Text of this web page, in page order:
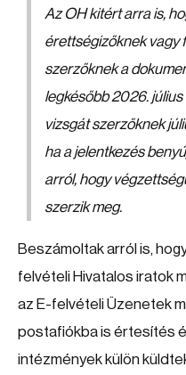
Az OH kitért arra is,
érettségizőknek vagy
szerzőknek a
legkésőbb 2026.
vizsgát szerzőknek
ha a jelentkezés
arról, hogy
szerzik meg.
Beszámoltak arról is,
felvételi Hivatalos iratok
az E-felvételi Üzenetek
postafiókba is értesítés
intézmények külön